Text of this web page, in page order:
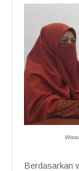
Berdasarkan